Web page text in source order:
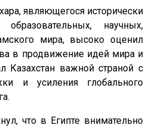
являющегося исторически
научных,
мира, высоко оценил
в продвижение идей мира и
Казахстан важной страной с
и усиления глобального
что в Египте внимательно